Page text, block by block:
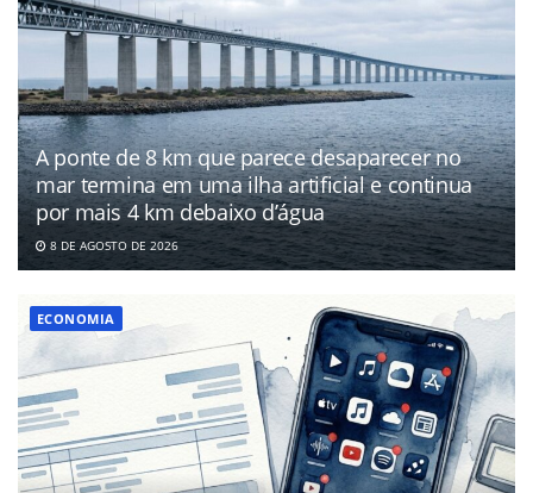
A ponte de 8 km que parece desaparecer no
mar termina em uma ilha artificial e continua
por mais 4 km debaixo d’água
8 DE AGOSTO DE 2026
ECONOMIA